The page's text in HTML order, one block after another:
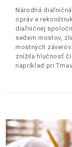
Národná
opráv a
diaľničnej
sedem mostov,
mostných
znížila hlučnosť
napríklad pri